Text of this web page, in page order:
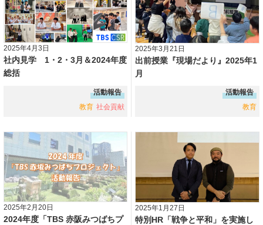
2025年4月3日
社内見学 1・2・3月＆2024年度
総括
活動報告
教育 社会貢献
2025年3月21日
出前授業『現場だより』2025年1
月
活動報告
教育
2025年2月20日
2024年度「TBS 赤阪みつばちプ
2025年1月27日
特別HR「戦争と平和」を実施し